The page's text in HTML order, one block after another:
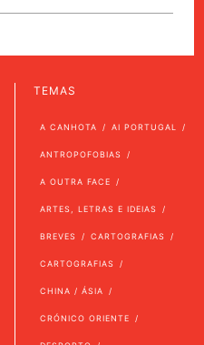
TEMAS
A CANHOTA AI PORTUGAL
ANTROPOFOBIAS
A OUTRA FACE
ARTES, LETRAS E IDEIAS
BREVES CARTOGRAFIAS
CARTOGRAFIAS
CHINA / ÁSIA
CRÓNICO ORIENTE